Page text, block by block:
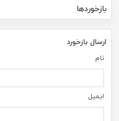
بازخوردها
ارسال بازخورد
نام
ایمیل